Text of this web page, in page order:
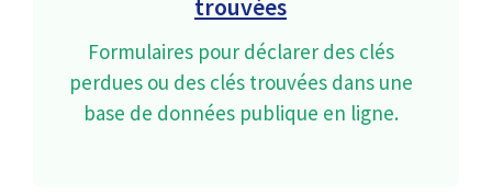
trouvées
Formulaires pour déclarer des clés
perdues ou des clés trouvées dans une
base de données publique en ligne.